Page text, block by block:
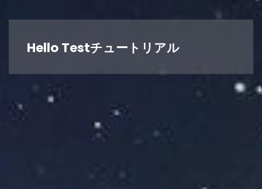
Hello Testチュートリアル